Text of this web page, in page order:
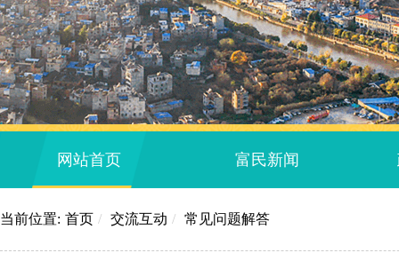
网站首页 富民新闻
当前位置: 首页 / 交流互动 / 常见问题解答